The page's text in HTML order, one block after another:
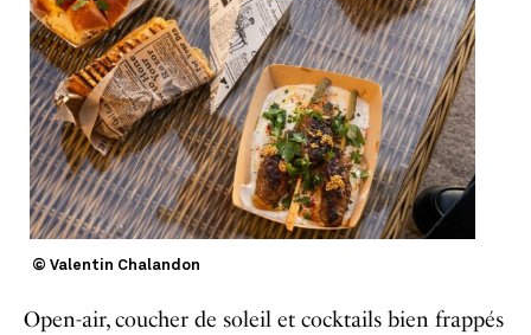
© Valentin Chalandon
Open-air, coucher de soleil et cocktails bien frappés